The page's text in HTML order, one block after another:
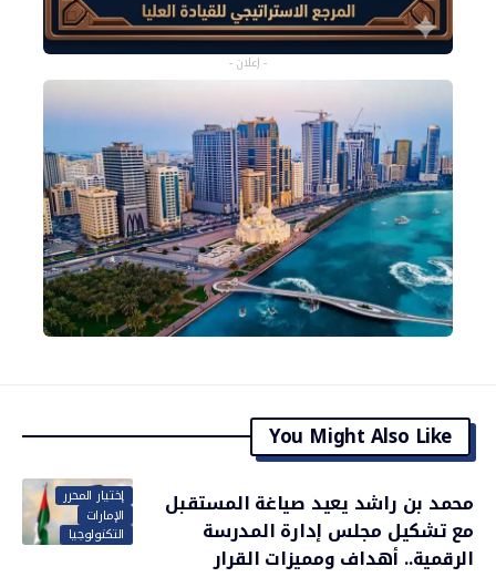
- إعلان -
You Might Also Like
إختيار المحرر
الإمارات
التكنولوجيا
محمد بن راشد يعيد صياغة المستقبل
مع تشكيل مجلس إدارة المدرسة
الرقمية.. أهداف ومميزات القرار